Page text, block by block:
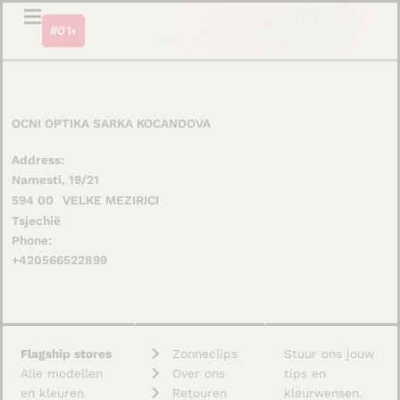
#01▾
OCNI OPTIKA SARKA KOCANDOVA
Address:
Namesti, 19/21
594 00
VELKE MEZIRICI
Tsjechië
Phone:
+420566522899
Flagship stores
Alle modellen
en kleuren
Zonneclips
Over ons
Retouren
Stuur ons jouw
tips en
kleurwensen.